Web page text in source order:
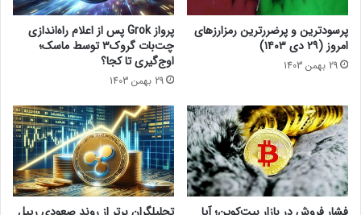
رشد پذیرش رمزارزها کمک
ورود بایننس کوین به بورس
آلمان!
4 شهریور 1401
ن
!ر
د
س
س
ا
خ
ت
ق
ر
ا
پرسودترین و پرضررترین رمزارزهای
امروز (۲۹ دی ۱۴۰۳)
29 بهمن 1403
پرواز Grok پس از اعلام راه‌اندازی
چت‌بات گروک۳ توسط ماسک؛
اوج‌گیری تا کجا؟
29 بهمن 1403